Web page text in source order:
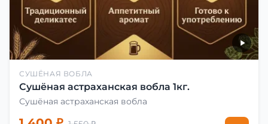
СУШЁНАЯ ВОБЛА
Сушёная астраханская вобла 1кг.
Сушёная астраханская вобла